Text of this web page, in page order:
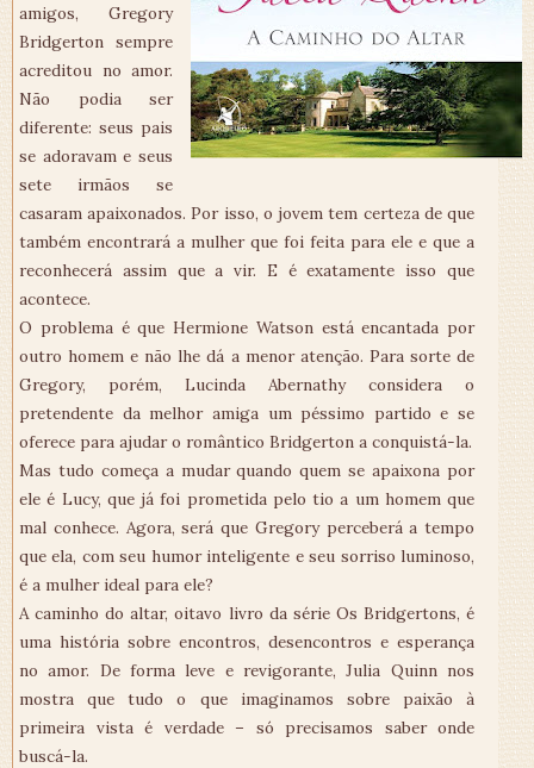
amigos, Gregory
Bridgerton sempre
acreditou no amor.
Não podia ser
diferente: seus pais
se adoravam e seus
sete irmãos se
casaram apaixonados. Por isso, o jovem tem certeza de que
também encontrará a mulher que foi feita para ele e que a
reconhecerá assim que a vir. E é exatamente isso que
acontece.
O problema é que Hermione Watson está encantada por
outro homem e não lhe dá a menor atenção. Para sorte de
Gregory, porém, Lucinda Abernathy considera o
pretendente da melhor amiga um péssimo partido e se
oferece para ajudar o romântico Bridgerton a conquistá-la.
Mas tudo começa a mudar quando quem se apaixona por
ele é Lucy, que já foi prometida pelo tio a um homem que
mal conhece. Agora, será que Gregory perceberá a tempo
que ela, com seu humor inteligente e seu sorriso luminoso,
é a mulher ideal para ele?
A caminho do altar, oitavo livro da série Os Bridgertons, é
uma história sobre encontros, desencontros e esperança
no amor. De forma leve e revigorante, Julia Quinn nos
mostra que tudo o que imaginamos sobre paixão à
primeira vista é verdade – só precisamos saber onde
buscá-la.